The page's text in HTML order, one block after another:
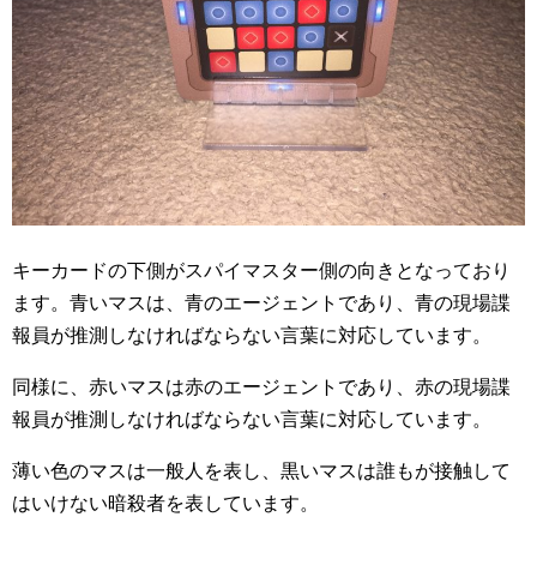
キーカードの下側がスパイマスター側の向きとなっており
ます。青いマスは、青のエージェントであり、青の現場諜
報員が推測しなければならない言葉に対応しています。
同様に、赤いマスは赤のエージェントであり、赤の現場諜
報員が推測しなければならない言葉に対応しています。
薄い色のマスは一般人を表し、黒いマスは誰もが接触して
はいけない暗殺者を表しています。